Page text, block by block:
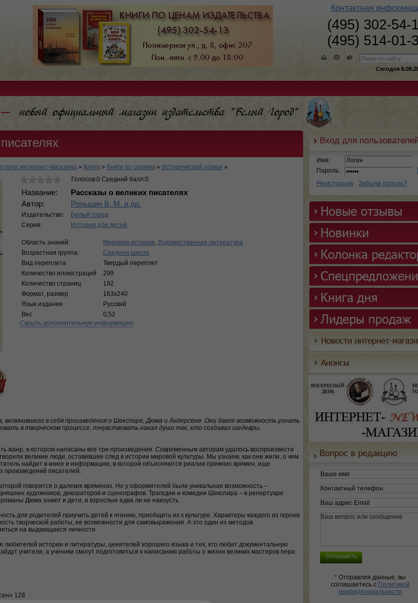
Контактная
(495) 302-54-
(495) 514-01-
Сегодня
интернет-магазина » Книги » Книги по сериям » Исторический роман »
Голосов:0 Средний балл:0
Название:
Рассказы о великих писателях
Автор:
Роньшин В. М. и др.
Издательство:
Белый город
Серия:
История для детей
Область знаний: Мировая история, Художественная литература
Возрастная группа:
Средняя школа
Вид переплета
Твердый переплет
Количество иллюстраций
299
Количество страниц
192
Формат, размер
163х240
Язык издания
Русский
Вес
0,52
Скрыть дополнительную информацию
включившего в себя произведения о Шекспире, Дюма и Андерсене. Они дают возможность узнать
в творческом процессе, почувствовать накал души тех, кто создавал шедевры.
жанр, в котором написаны все три произведения. Современным авторам удалось воспроизвести
великие люди, оставившие след в истории мировой культуры. Мы узнаем, как они жили, о чем
найдет в книге и информацию, в которой объясняются реалии прежних времен, еще
произведений писателей.
говорится о далеких временах. Но у оформителей была уникальная возможность –
художников, декораторов и сценографов. Трагедии и комедии Шекспира – в репертуаре
романы Дюма знают и дети, и взрослые едва ли не наизусть.
для родителей приучить детей к чтению, приобщить их к культуре. Характеры каждого из героев
творческой работы, ее возможности для самовыражения. А это один из методов
на выдающиеся личности.
любителей истории и литературы, ценителей хорошего языка и тех, кто любит документальную
учителя, а ученики смогут подготовиться к написанию работы о жизни великих мастеров пера.
128
Вход для
Имя:
Пароль:
Регистрация
Забыли пароль?
Вопрос в редакцию
* Отправляя данные, вы
соглашаетесь с Политикой
конфиденциальности